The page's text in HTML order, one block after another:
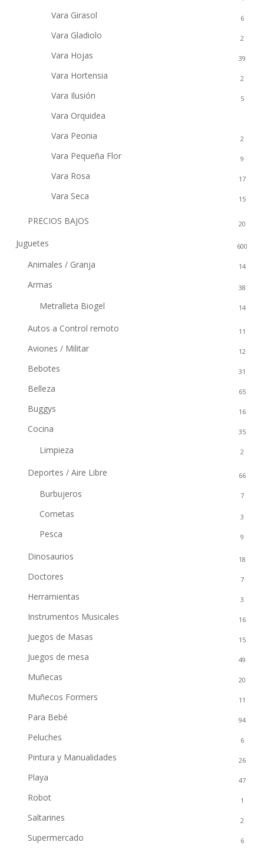
Vara Girasol 6
Vara Gladiolo 2
Vara Hojas 39
Vara Hortensia 2
Vara Ilusión 5
Vara Orquidea
Vara Peonia 2
Vara Pequeña Flor 9
Vara Rosa 17
Vara Seca 15
PRECIOS BAJOS 20
Juguetes 600
Animales / Granja 14
Armas 38
Metralleta Biogel 14
Autos a Control remoto 11
Aviones / Militar 12
Bebotes 31
Belleza 65
Buggys 16
Cocina 35
Limpieza 2
Deportes / Aire Libre 66
Burbujeros 7
Cometas 3
Pesca 9
Dinosaurios 18
Doctores 7
Herramientas 3
Instrumentos Musicales 16
Juegos de Masas 15
Juegos de mesa 49
Muñecas 20
Muñecos Formers 11
Para Bebé 94
Peluches 6
Pintura y Manualidades 26
Playa 47
Robot 1
Saltarines 2
Supermercado 6